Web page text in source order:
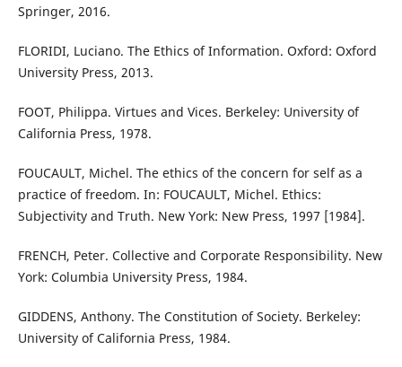
Springer, 2016.
FLORIDI, Luciano. The Ethics of Information. Oxford: Oxford
University Press, 2013.
FOOT, Philippa. Virtues and Vices. Berkeley: University of
California Press, 1978.
FOUCAULT, Michel. The ethics of the concern for self as a
practice of freedom. In: FOUCAULT, Michel. Ethics:
Subjectivity and Truth. New York: New Press, 1997 [1984].
FRENCH, Peter. Collective and Corporate Responsibility. New
York: Columbia University Press, 1984.
GIDDENS, Anthony. The Constitution of Society. Berkeley:
University of California Press, 1984.